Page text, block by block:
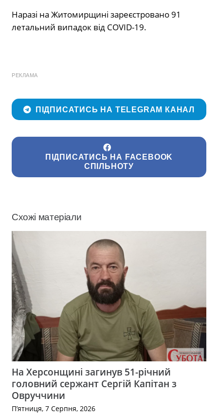
Наразі на Житомирщині зареєстровано 91
летальний випадок від COVID-19.
РЕКЛАМА
ПІДПИСАТИСЬ НА TELEGRAM КАНАЛ
ПІДПИСАТИСЬ НА FACEBOOK
СПІЛЬНОТУ
Схожі матеріали
На Херсонщині загинув 51-річний
головний сержант Сергій Капітан з
Овруччини
П’ятниця, 7 Серпня, 2026